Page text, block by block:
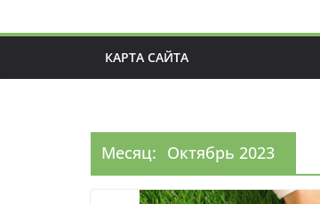
КАРТА САЙТА
Месяц: Октябрь 2023